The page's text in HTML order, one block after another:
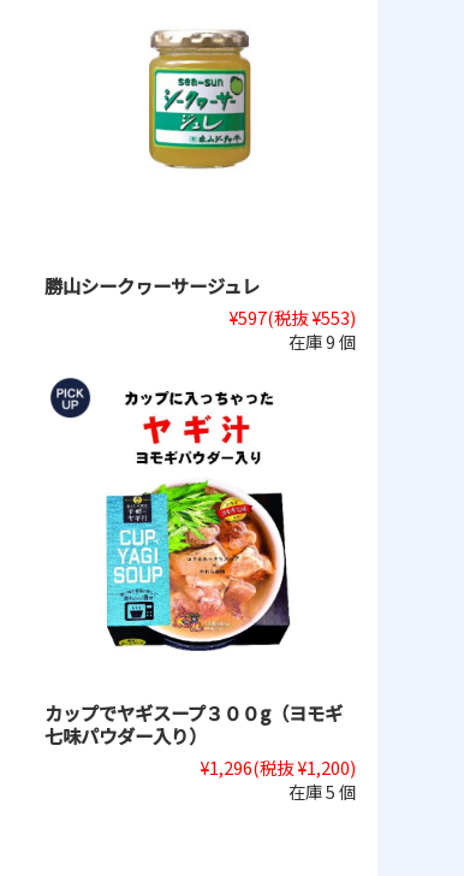
勝山シークヮーサージュレ
¥597(税抜 ¥553)
在庫 9 個
カップでヤギスープ３００g（ヨモギ
七味パウダー入り）
¥1,296(税抜 ¥1,200)
在庫 5 個